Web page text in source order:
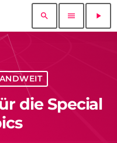
search menu play_arrow
die Special